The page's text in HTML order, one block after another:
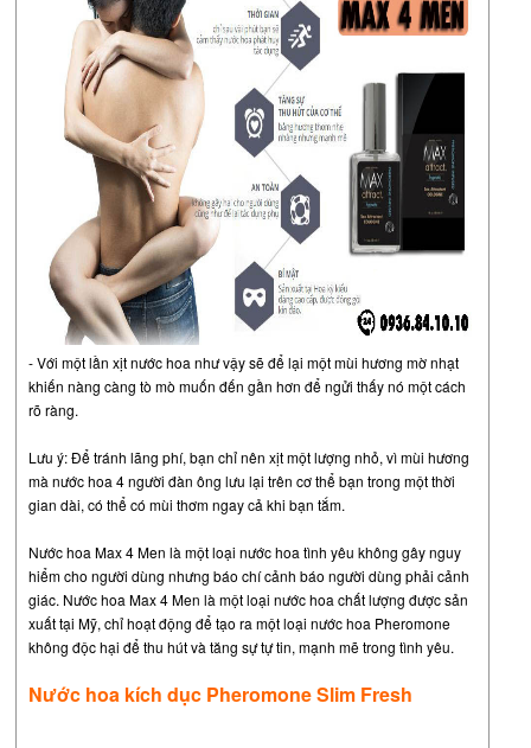
- Với một lần xịt nước hoa như vậy sẽ để lại một mùi hương mờ nhạt
khiến nàng càng tò mò muốn đến gần hơn để ngửi thấy nó một cách
rõ ràng.
Lưu ý: Để tránh lãng phí, bạn chỉ nên xịt một lượng nhỏ, vì mùi hương
mà nước hoa 4 người đàn ông lưu lại trên cơ thể bạn trong một thời
gian dài, có thể có mùi thơm ngay cả khi bạn tắm.
Nước hoa Max 4 Men là một loại nước hoa tình yêu không gây nguy
hiểm cho người dùng nhưng báo chí cảnh báo người dùng phải cảnh
giác. Nước hoa Max 4 Men là một loại nước hoa chất lượng được sản
xuất tại Mỹ, chỉ hoạt động để tạo ra một loại nước hoa Pheromone
không độc hại để thu hút và tăng sự tự tin, mạnh mẽ trong tình yêu.
Nước hoa kích dục Pheromone Slim Fresh